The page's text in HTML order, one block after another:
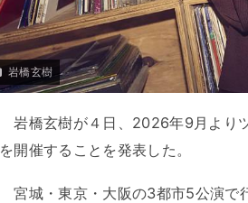
岩橋玄樹
岩橋玄樹が４日、2026年9月より
を開催することを発表した。
宮城・東京・大阪の3都市5公演で